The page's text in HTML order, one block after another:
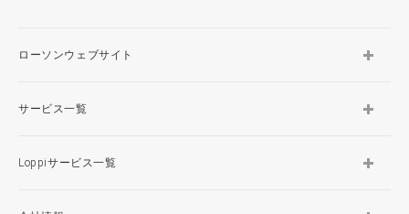
ローソンウェブサイト
サービス一覧
Loppiサービス一覧